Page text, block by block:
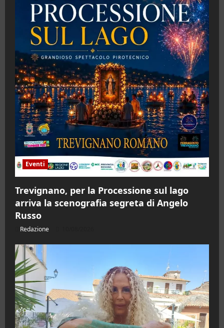
Eventi
Trevignano, per la Processione sul lago
arriva la scenografia segreta di Angelo
Russo
Redazione